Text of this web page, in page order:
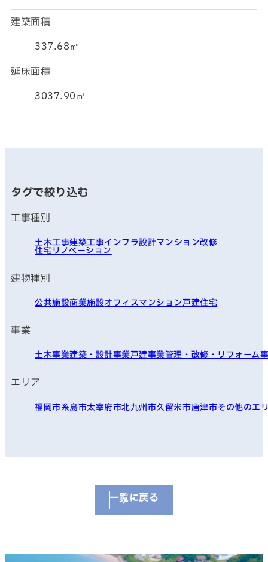
建築面積
337.68㎡
延床面積
3037.90㎡
タグで絞り込む
工事種別
土木工事建築工事インフラ設計マンション改修
住宅リノベーション
建物種別
公共施設商業施設オフィスマンション戸建住宅
事業
土木事業建築・設計事業戸建事業管理・改修・リフォーム
エリア
福岡市糸島市太宰府市北九州市久留米市唐津市その他のエ
一覧に戻る